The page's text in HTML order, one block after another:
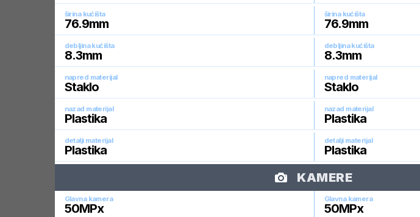
širina kućišta
76.9mm
širina kućišta
76.9mm
debljina kućišta
8.3mm
debljina kućišta
8.3mm
napred materijal
Staklo
napred materijal
Staklo
nazad materijal
Plastika
nazad materijal
Plastika
detalji materijal
Plastika
detalji materijal
Plastika
KAMERE
Glavna kamera
50MPx
Glavna kamera
50MPx